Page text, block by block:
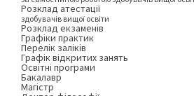
Розклад атестації
здобувачів вищої освіти
Розклад екзаменів
Графіки практик
Перелік заліків
Графік відкритих занять
Освітні програми
Бакалавр
Магістр